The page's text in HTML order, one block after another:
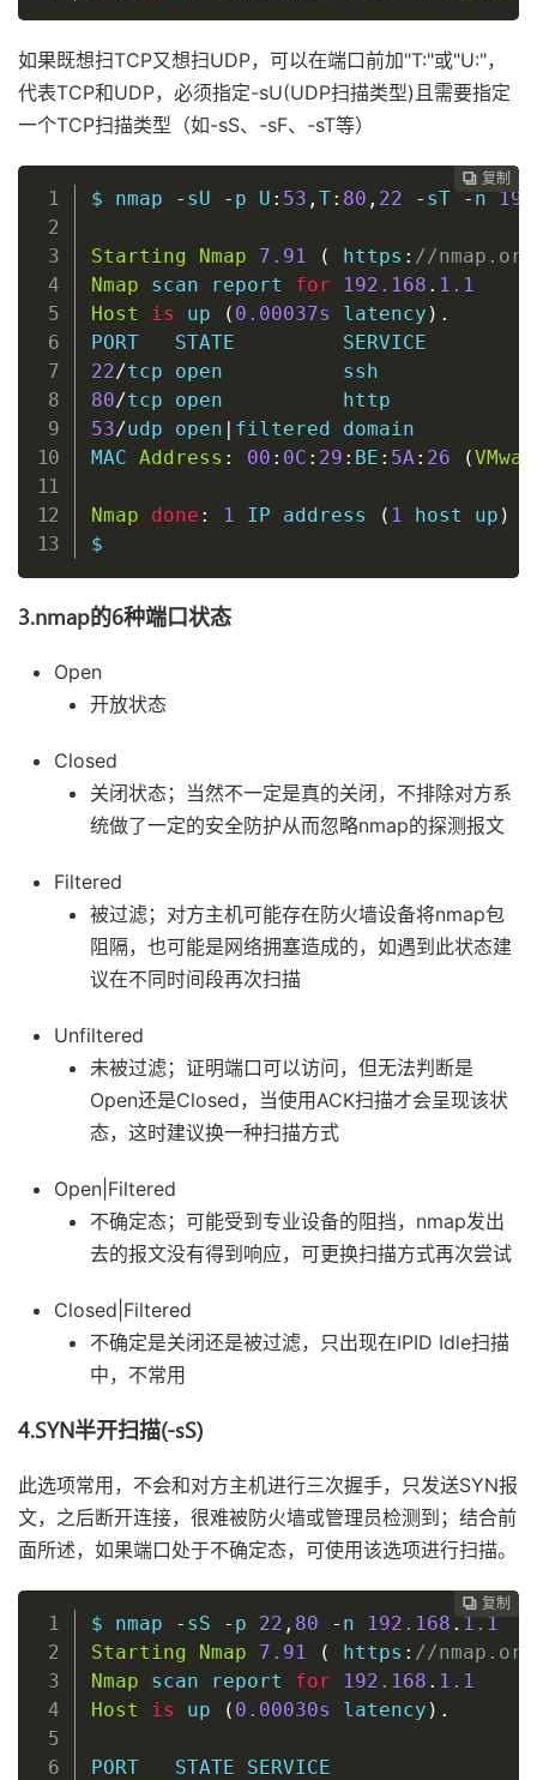
如果既想扫TCP又想扫UDP，可以在端口前加"T:"或"U:"，
代表TCP和UDP，必须指定-sU(UDP扫描类型)且需要指定
一个TCP扫描类型（如-sS、-sF、-sT等）
 复制
 复制
 复制
 复制
 复制
 复制
 复制
 复制
 复制
 复制
 复制
 复制
 复制
 复制
 复制
 复制
 复制
 复制
 复制
 复制
 复制
 复制
 复制
 复制
 复制
 复制
 复制
 复制
 复制
 复制
 复制
 复制
 复制
$ nmap - sU - p U : 53 , T: 80 , 22 - sT - n
Starting Nmap 7.91 ( https : //
Nmap scan report for 192.168 . 1.1
Host
is up ( 0 .00037s latency ) .
22/tcp open
ssh
80/tcp open
53/udp open
filtered domain
MAC Address : 00 : 0C : 29 : BE : 5A: 26 (
Nmap done : 1 IP address ( 1 host up )
$
3.nmap的6种端口状态
Open
开放状态
Closed
关闭状态；当然不一定是真的关闭，不排除对方系
统做了一定的安全防护从而忽略nmap的探测报文
Filtered
被过滤；对方主机可能存在防火墙设备将nmap包
阻隔，也可能是网络拥塞造成的，如遇到此状态建
议在不同时间段再次扫描
Unfiltered
未被过滤；证明端口可以访问，但无法判断是
Open还是Closed，当使用ACK扫描才会呈现该状
态，这时建议换一种扫描方式
Open|Filtered
不确定态；可能受到专业设备的阻挡，nmap发出
去的报文没有得到响应，可更换扫描方式再次尝试
Closed|Filtered
不确定是关闭还是被过滤，只出现在IPID Idle扫描
中，不常用
4.SYN半开扫描(-sS)
此选项常用，不会和对方主机进行三次握手，只发送SYN报
文，之后断开连接，很难被防火墙或管理员检测到；结合前
面所述，如果端口处于不确定态，可使用该选项进行扫描。
 复制
 复制
 复制
 复制
 复制
 复制
 复制
 复制
 复制
 复制
 复制
 复制
 复制
 复制
 复制
 复制
 复制
 复制
 复制
 复制
 复制
 复制
 复制
 复制
 复制
 复制
 复制
 复制
 复制
 复制
 复制
 复制
$ nmap - sS - p 22 , 80 - n 192.168 . 1.1
Starting
Nmap 7.91 ( https : //
Nmap scan report for 192.168 . 1.1
Host
is up ( 0 .00030s latency ) .